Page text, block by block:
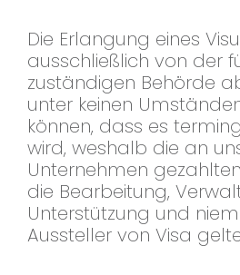
Die Erlangung eines
ausschließlich von der
zuständigen Behörde
unter keinen
können, dass es
wird, weshalb die an
Unternehmen
die Bearbeitung,
Unterstützung und
Aussteller von Visa